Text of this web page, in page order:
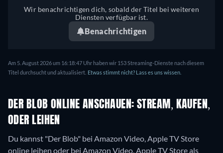
Wir benachrichtigen dich, sobald der Titel bei weiteren
Diensten verfügbar ist.
Benachrichtigen
Am 5. August 2026 um 16:18:47 Uhr haben wir 153 Streaming-Dienste nach diesem
Titel durchsucht und aktualisiert. Etwas stimmt nicht? Lass es uns wissen.
DER BLOB ONLINE ANSCHAUEN: STREAM, KAUFEN,
ODER LEIHEN
Du kannst "Der Blob" bei Amazon Video, Apple TV Store
online leihen oder bei Amazon Video, Apple TV Store als